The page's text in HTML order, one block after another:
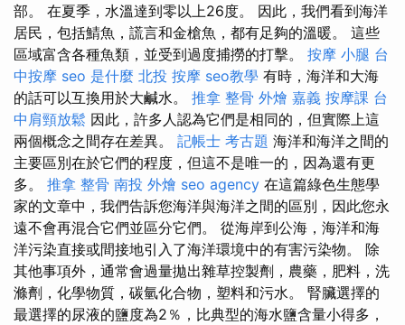
部。 在夏季，水溫達到零以上26度。 因此，我們看到海洋
居民，包括鯖魚，謊言和金槍魚，都有足夠的溫暖。 這些
區域富含各種魚類，並受到過度捕撈的打擊。 按摩 小腿 台
中按摩 seo 是什麼 北投 按摩 seo教學 有時，海洋和大海
的話可以互換用於大鹹水。 推拿 整骨 外燴 嘉義 按摩課 台
中肩頸放鬆 因此，許多人認為它們是相同的，但實際上這
兩個概念之間存在差異。 記帳士 考古題 海洋和海洋之間的
主要區別在於它們的程度，但這不是唯一的，因為還有更
多。 推拿 整骨 南投 外燴 seo agency 在這篇綠色生態學
家的文章中，我們告訴您海洋與海洋之間的區別，因此您永
遠不會再混合它們並區分它們。 從海岸到公海，海洋和海
洋污染直接或間接地引入了海洋環境中的有害污染物。 除
其他事項外，通常會過量拋出雜草控製劑，農藥，肥料，洗
滌劑，化學物質，碳氫化合物，塑料和污水。 腎臟選擇的
最選擇的尿液的鹽度為2％，比典型的海水鹽含量小得多，